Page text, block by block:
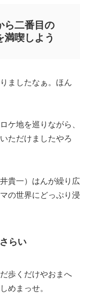
ら二番目の
満喫しよう
ましたなぁ。ほん
ケ地を巡りながら、
ただけましたやろ
貴一）はんが繰り広
の世界にどっぷり浸
らい
歩くだけやおまへ
めまっせ。